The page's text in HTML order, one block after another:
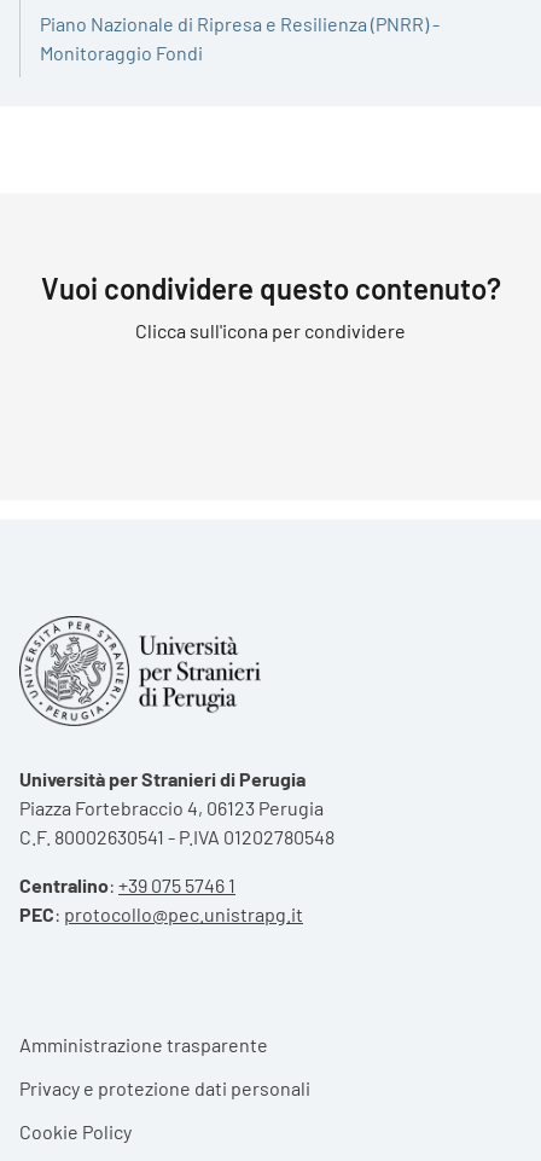
Piano Nazionale di Ripresa e Resilienza (PNRR) -
Monitoraggio Fondi
Vuoi condividere questo contenuto?
Clicca sull'icona per condividere
Università per Stranieri di Perugia
Piazza Fortebraccio 4, 06123 Perugia
C.F. 80002630541 - P.IVA 01202780548
Centralino: +39 075 5746 1
PEC: protocollo@pec.unistrapg.it
Footer menu
Amministrazione trasparente
Privacy e protezione dati personali
Cookie Policy